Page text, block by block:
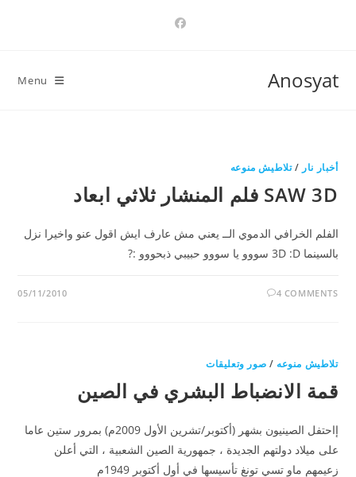
Anosyat
Menu
أخبار نار /تلاطيش منوعه
SAW 3D فلم المنشار ثلاثي ابعاد
الفلم الخرافي الدموي الــ يعني مش عارف ايش اقول عنو واخيرا نزل
بالسينما 3D :D سووو يا سووو حبيبي ذبحووو :?
4 COMMENTS
05/11/2010
تلاطيش منوعه / صور وتعليقات
قمة الانضباط البشري في الصين
إاحتفل الصينيون بشهر (أكتوبر/تشرين الأول 2009م) بمرور ستين عاما
على ميلاد دولتهم الجديدة ، جمهورية الصين الشعبية ، التي أعلن
زعيمهم ماو تسي تونغ تأسيسها في أول أكتوبر 1949م